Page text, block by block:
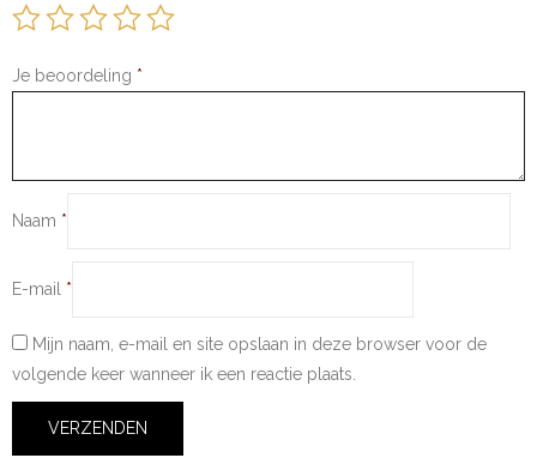
Je beoordeling *
Naam *
E-mail *
Mijn naam, e-mail en site opslaan in deze browser voor de
volgende keer wanneer ik een reactie plaats.